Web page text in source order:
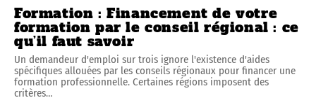
Formation : Financement de votre
formation par le conseil régional : ce
qu’il faut savoir
Un demandeur d'emploi sur trois ignore l'existence d'aides
spécifiques allouées par les conseils régionaux pour financer une
formation professionnelle. Certaines régions imposent des
critères…